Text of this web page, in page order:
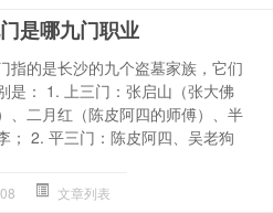
是哪九门职业
指的是长沙的九个盗墓家族，它们
是： 1. 上三门：张启山（张大佛
、二月红（陈皮阿四的师傅）、半
； 2. 平三门：陈皮阿四、吴老狗
文章列表